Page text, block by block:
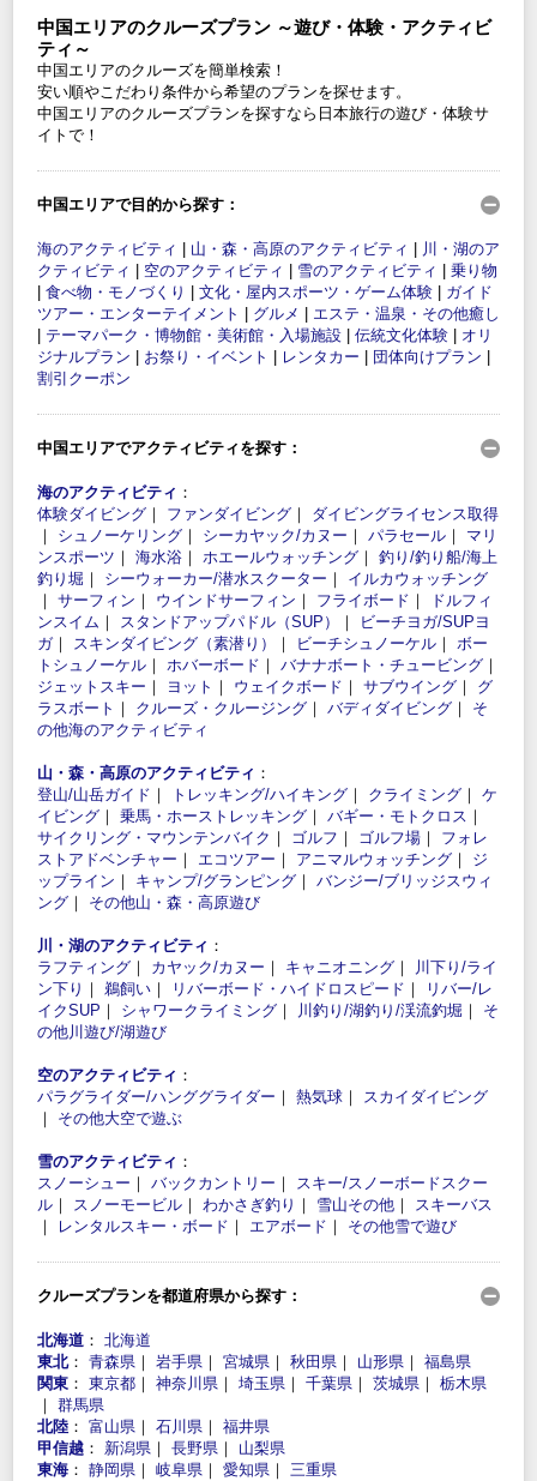
中国エリアのクルーズプラン ～遊び・体験・アクティビ
ティ～
中国エリアのクルーズを簡単検索！
安い順やこだわり条件から希望のプランを探せます。
中国エリアのクルーズプランを探すなら日本旅行の遊び・体験サ
イトで！
中国エリアで目的から探す：
海のアクティビティ 山・森・高原のアクティビティ
川・湖のア
クティビティ
空のアクティビティ 雪のアクティビティ
乗り物
食べ物・モノづくり 文化・屋内スポーツ・ゲーム体験
ガイド
ツアー・エンターテイメント
グルメ
エステ・温泉・その他癒し
テーマパーク・博物館・美術館・入場施設 伝統文化体験
オリ
ジナルプラン
お祭り・イベント レンタカー 団体向けプラン
割引クーポン
中国エリアでアクティビティを探す：
海のアクティビティ ：
体験ダイビング ｜ ファンダイビング ｜ ダイビングライセンス取得
｜ シュノーケリング ｜ シーカヤック/カヌー ｜ パラセール ｜ マリ
ンスポーツ ｜ 海水浴 ｜ ホエールウォッチング ｜ 釣り/釣り船/海上
釣り堀 ｜ シーウォーカー/潜水スクーター ｜ イルカウォッチング
｜ サーフィン ｜ ウインドサーフィン ｜ フライボード ｜
ドルフィ
ンスイム ｜ スタンドアップパドル（SUP） ｜
ビーチヨガ/SUPヨ
ガ｜ スキンダイビング（素潜り） ｜ ビーチシュノーケル ｜ ボー
トシュノーケル ｜ ホバーボード ｜ バナナボート・チュービング ｜
ジェットスキー ｜ ヨット ｜ ウェイクボード ｜ サブウイング ｜ グ
ラスボート ｜ クルーズ・クルージング ｜ バディダイビング ｜ そ
の他海のアクティビティ
山・森・高原のアクティビティ ：
登山/山岳ガイド ｜ トレッキング/ハイキング ｜ クライミング ｜ ケ
イビング ｜ 乗馬・ホーストレッキング ｜ バギー・モトクロス ｜
サイクリング・マウンテンバイク ｜ ゴルフ ｜ ゴルフ場 ｜ フォレ
ストアドベンチャー ｜ エコツアー ｜ アニマルウォッチング ｜ ジ
ップライン ｜ キャンプ/グランピング ｜ バンジー/ブリッジスウィ
ング ｜ その他山・森・高原遊び
川・湖のアクティビティ ：
ラフティング ｜ カヤック/カヌー ｜ キャニオニング ｜
川下り/ライ
ン下り ｜ 鵜飼い ｜ リバーボード・ハイドロスピード ｜
リバー/レ
イクSUP ｜ シャワークライミング ｜ 川釣り/湖釣り/渓流釣堀 ｜ そ
の他川遊び/湖遊び
空のアクティビティ ：
パラグライダー/ハンググライダー ｜ 熱気球 ｜ スカイダイビング
｜ その他大空で遊ぶ
雪のアクティビティ ：
スノーシュー ｜ バックカントリー ｜ スキー/スノーボードスクー
ル ｜ スノーモービル ｜ わかさぎ釣り ｜ 雪山その他 ｜ スキーバス
｜
レンタルスキー・ボード ｜ エアボード ｜ その他雪で遊び
クルーズプランを都道府県から探す：
北海道 ： 北海道
東北： 青森県 ｜ 岩手県 ｜ 宮城県 ｜ 秋田県 ｜ 山形県 ｜ 福島県
関東 ： 東京都 ｜ 神奈川県 ｜ 埼玉県 ｜ 千葉県 ｜ 茨城県 ｜ 栃木県
｜ 群馬県
北陸 ： 富山県 ｜ 石川県 ｜ 福井県
甲信越 ： 新潟県 ｜ 長野県 ｜ 山梨県
東海 ： 静岡県 ｜ 岐阜県 ｜ 愛知県 ｜ 三重県